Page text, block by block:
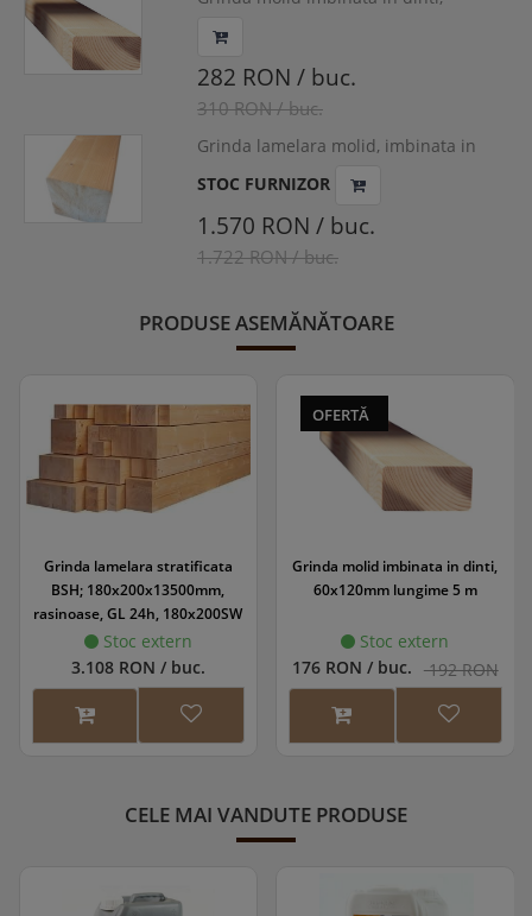
282 RON / buc.
310 RON / buc.
Grinda lamelara molid, imbinata in
STOC FURNIZOR
1.570 RON / buc.
1.722 RON / buc.
PRODUSE ASEMĂNĂTOARE
Grinda lamelara stratificata
BSH; 180x200x13500mm,
rasinoase, GL 24h, 180x200SW
Stoc extern
3.108 RON / buc.
OFERTĂ
Grinda molid imbinata in dinti,
60x120mm lungime 5 m
Stoc extern
176 RON / buc. 192 RON
CELE MAI VANDUTE PRODUSE